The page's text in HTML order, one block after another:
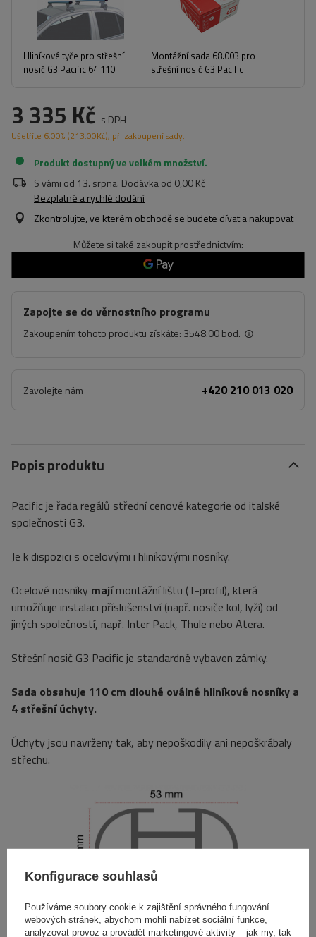
Hliníkové tyče pro střešní
nosič G3 Pacific 64.110
Montážní sada 68.003 pro
střešní nosič G3 Pacific
3 335 Kč s DPH
Ušetříte 6.00% (213.00Kč), při zakoupení sady.
Produkt dostupný ve velkém množství
S vámi od 13. srpna. Dodávka od 0,00 Kč
Bezplatné a rychlé dodání
Zkontrolujte, ve kterém obchodě se budete dívat a nakupovat
Můžete si také zakoupit prostřednictvím:
Zapojte se do věrnostního programu
Zakoupením tohoto produktu získáte: 3548.00 bod.
Zavolejte nám +420 210 013 020
Popis produktu
Pacific je řada regálů střední cenové kategorie od italské
společnosti G3.
Je k dispozici s ocelovými i hliníkovými nosníky.
Ocelové nosníky majímontážní lištu (T-profil), která
umožňuje instalaci příslušenství (např. nosiče kol, lyží) od
jiných společností, např. Inter Pack, Thule nebo Atera.
Střešní nosič G3 Pacific je standardně vybaven zámky.
Sada obsahuje 110 cm dlouhé oválné hliníkové nosníky a
4 střešní úchyty.
Úchyty jsou navrženy tak, aby nepoškodily ani nepoškrábaly
střechu.
Konfigurace souhlasů
Používáme soubory cookie k zajištění správného fungování
webových stránek, abychom mohli nabízet sociální funkce,
analyzovat provoz a provádět marketingové aktivity – jak my, tak